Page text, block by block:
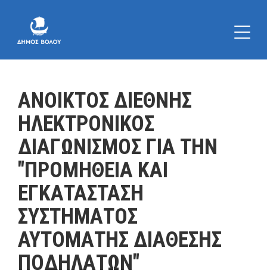
ΑΝΟΙΚΤΟΣ ΔΙΕΘΝΗΣ
ΗΛΕΚΤΡΟΝΙΚΟΣ
ΔΙΑΓΩΝΙΣΜΟΣ ΓΙΑ ΤΗΝ
"ΠΡΟΜΗΘΕΙΑ ΚΑΙ
ΕΓΚΑΤΑΣΤΑΣΗ
ΣΥΣΤΗΜΑΤΟΣ
ΑΥΤΟΜΑΤΗΣ ΔΙΑΘΕΣΗΣ
ΠΟΔΗΛΑΤΩΝ"